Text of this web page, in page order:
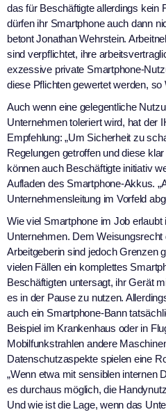
das für Beschäftigte allerdings kein
dürfen ihr Smartphone auch dann
betont Jonathan Wehrstein.
sind verpflichtet, ihre
exzessive private Smartphone-
diese Pflichten gewertet werden, so
Auch wenn eine gelegentliche
Unternehmen toleriert wird, hat der
Empfehlung: „Um Sicherheit zu
Regelungen getroffen und diese
können auch Beschäftigte initiativ
Aufladen des Smartphone-Akkus.
Unternehmensleitung im Vorfeld
Wie viel Smartphone im Job
Unternehmen. Dem
Arbeitgeberin sind jedoch Grenzen
vielen Fällen ein komplettes
Beschäftigten untersagt, ihr Gerät
es in der Pause zu nutzen.
auch ein Smartphone-Bann
Beispiel im Krankenhaus oder in
Mobilfunkstrahlen andere
Datenschutzaspekte spielen eine
„Wenn etwa mit sensiblen internen
es durchaus möglich, die
Und wie ist die Lage, wenn das